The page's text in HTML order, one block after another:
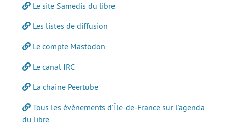
Le site Samedis du libre
Les listes de diffusion
Le compte Mastodon
Le canal IRC
La chaine Peertube
Tous les évènements d’Île-de-France sur l’agenda
du libre